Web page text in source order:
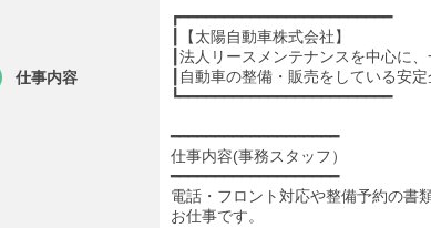
仕事内容
┏━━━━━━━━━━━━━━━━━━━━━━━━
┃【太陽自動車株式会社】
┃法人リースメンテナンスを中心に
┃自動車の整備・販売をしている安
┗━━━━━━━━━━━━━━━━━━━━━━━━
━━━━━━━━━━━━━━━━━━━
仕事内容(事務スタッフ）
━━━━━━━━━━━━━━━━━━━
電話・フロント対応や整備予約の書
お仕事です。